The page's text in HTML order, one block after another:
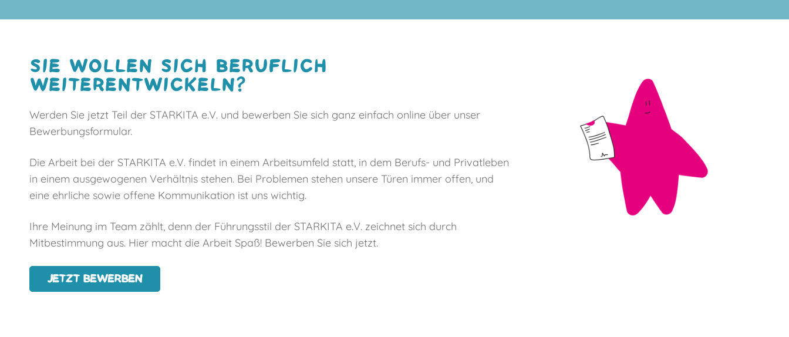
SIE WOLLEN SICH BERUFLICH
WEITERENTWICKELN?
Werden Sie jetzt Teil der STARKITA e.V. und bewerben Sie sich ganz einfach online über unser
Bewerbungsformular.
Die Arbeit bei der STARKITA e.V. findet in einem Arbeitsumfeld statt, in dem Berufs- und Privatleben
in einem ausgewogenen Verhältnis stehen. Bei Problemen stehen unsere Türen immer offen, und
eine ehrliche sowie offene Kommunikation ist uns wichtig.
Ihre Meinung im Team zählt, denn der Führungsstil der STARKITA e.V. zeichnet sich durch
Mitbestimmung aus. Hier macht die Arbeit Spaß! Bewerben Sie sich jetzt.
JETZT BEWERBEN